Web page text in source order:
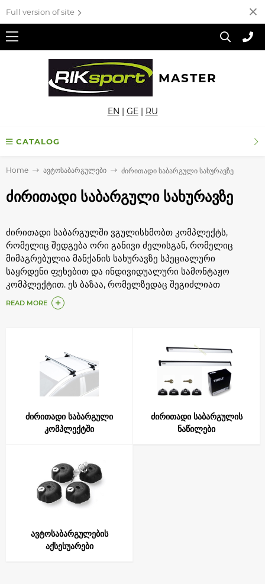
Full version of site
MASTER
EN | GE| RU
CATALOG
Home ავტოსაბარგულები ძირითადი საბარგული სახურავზე
ძირითადი საბარგული სახურავზე
ძირითადი საბარგულში ვგულისხმობთ კომპლექტს,
რომელიც შედგება ორი განივი ძელისგან, რომელიც
მიმაგრებულია მანქანის სახურავზე სპეციალური
საყრდენი ფეხებით და ინდივიდუალური სამონტაჟო
კომპლექტით. ეს ბაზაა, რომელზედაც შეგიძლიათ
დაამაგროთ: კალათა, ბოქსი, თხილამურისა და
ველო სამაგრები, და ა.შ. ნებისმიერი სამაგრის მორგება
READ MORE
ძირითადი საბარგული
კომპლექტში
ძირითადი საბარგულის
ნაწილები
ავტოსაბარგულების
აქსესუარები